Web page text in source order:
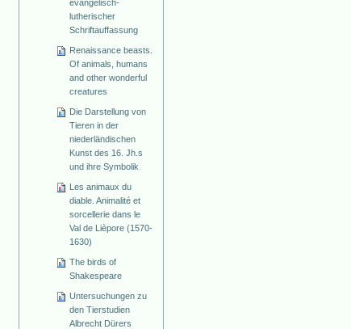
evangelisch-
lutherischer
Schriftauffassung
Renaissance beasts.
Of animals, humans
and other wonderful
creatures
Die Darstellung von
Tieren in der
niederländischen
Kunst des 16. Jh.s
und ihre Symbolik
Les animaux du
diable. Animalité et
sorcellerie dans le
Val de Lièpore (1570-
1630)
The birds of
Shakespeare
Untersuchungen zu
den Tierstudien
Albrecht Dürers